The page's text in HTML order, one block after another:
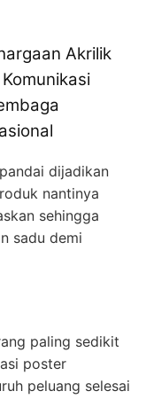
Akrilik
dijadikan
nantinya
sehingga
sadu demi
paling sedikit
poster
peluang selesai